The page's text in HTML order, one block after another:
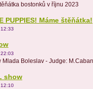
bostonků v říjnu 2023
PUPPIES! Máme štěňátka!
Mlada Boleslav - Judge:
show